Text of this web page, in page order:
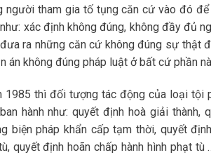
người tham gia tố tụng căn cứ vào đó
xác định không đúng, không đầy đủ
ra những căn cứ không đúng sự thật
án không đúng pháp luật ở bất cứ phần
1985 thì đối tượng tác động của loại tội
hành như: quyết định hoà giải
biện pháp khẩn cấp tạm thời, quyết
quyết định hoãn chấp hành hình phạt